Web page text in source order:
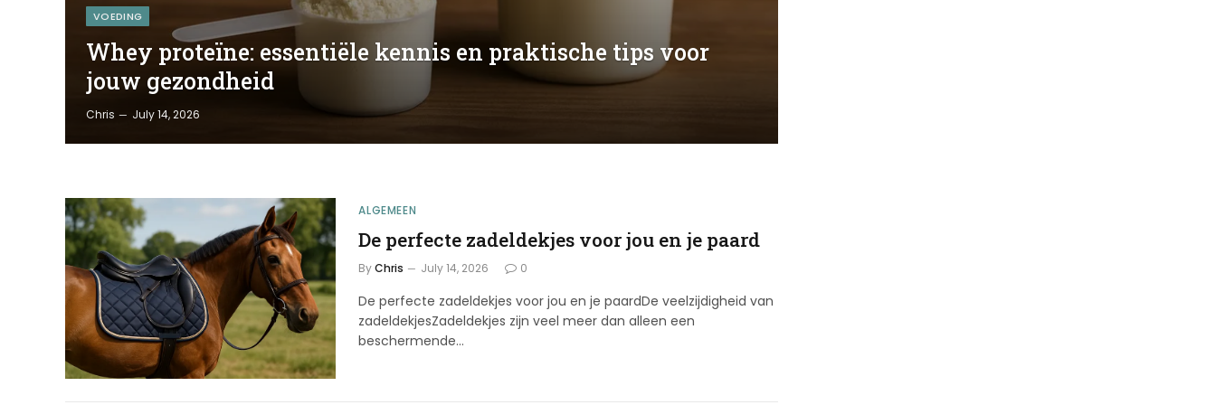
VOEDING
Whey proteïne: essentiële kennis en praktische tips voor
jouw gezondheid
Chris July 14, 2026
ALGEMEEN
De perfecte zadeldekjes voor jou en je paard
By Chris July 14, 2026 0
De perfecte zadeldekjes voor jou en je paardDe veelzijdigheid van
zadeldekjesZadeldekjes zijn veel meer dan alleen een
beschermende…